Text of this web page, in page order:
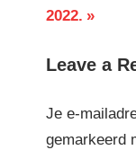
Post:
2022.
Leave a
Je e-
gemarkeerd